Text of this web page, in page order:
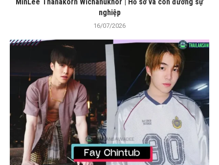
nghiệp
16/07/2026